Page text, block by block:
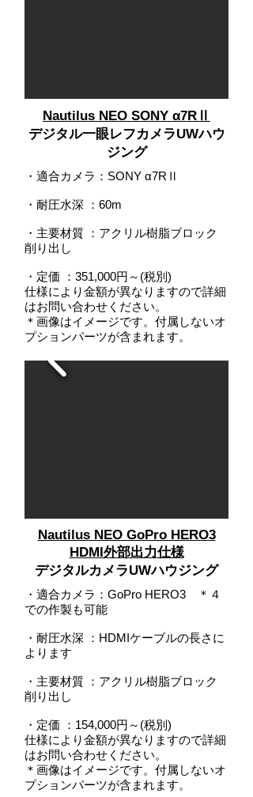
Nautilus NEO SONY α7RⅡ
デジタル一眼レフカメラUWハウ
ジング
・適合カメラ：SONY α7RⅡ
・耐圧水深 ： 60m
・主要材質 ：アクリル樹脂ブロック
削り出し
・定価 ：351,000円～(税別)
仕様により金額が異なりますので詳細
はお問い合わせください。
＊画像はイメージです。付属しないオ
プションパーツが含まれます。
Nautilus NEO GoPro HERO3
HDMI外部出力仕様
デジタルカメラUWハウジング
・適合カメラ：GoPro HERO3 ＊４
での作製も可能
・耐圧水深 ： HDMIケーブルの長さに
よります
・主要材質 ：アクリル樹脂ブロック
削り出し
・定価 ：154,000円～(税別)
仕様により金額が異なりますので詳細
はお問い合わせください。
＊画像はイメージです。付属しないオ
プションパーツが含まれます。